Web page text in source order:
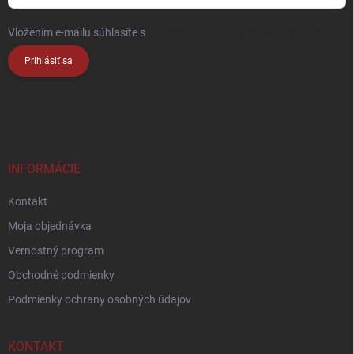
Vložením e-mailu súhlasíte s
Prihlásiť sa
INFORMÁCIE
Kontakt
Moja objednávka
Vernostný program
Obchodné podmienky
Podmienky ochrany osobných údajov
KONTAKT